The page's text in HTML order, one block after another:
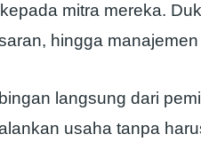
mitra mereka.
hingga
langsung dari
usaha tanpa